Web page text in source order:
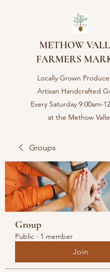
METHOW
FARMERS
Locally Grown
Artisan Handcrafted
Every Saturday 9:00am-
at the Methow
Groups
Group
Public · 1 member
Join